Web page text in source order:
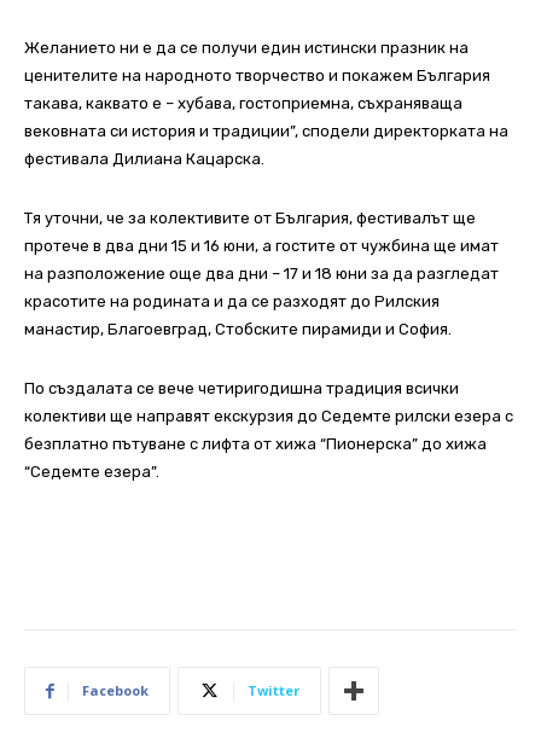
Желанието ни е да се получи един истински празник на
ценителите на народното творчество и покажем България
такава, каквато е – хубава, гостоприемна, съхраняваща
вековната си история и традиции”, сподели директорката на
фестивала Дилиана Кацарска.
Тя уточни, че за колективите от България, фестивалът ще
протече в два дни 15 и 16 юни, а гостите от чужбина ще имат
на разположение още два дни – 17 и 18 юни за да разгледат
красотите на родината и да се разходят до Рилския
манастир, Благоевград, Стобските пирамиди и София.
По създалата се вече четиригодишна традиция всички
колективи ще направят екскурзия до Седемте рилски езера с
безплатно пътуване с лифта от хижа “Пионерска” до хижа
“Седемте езера”.
Facebook Twitter